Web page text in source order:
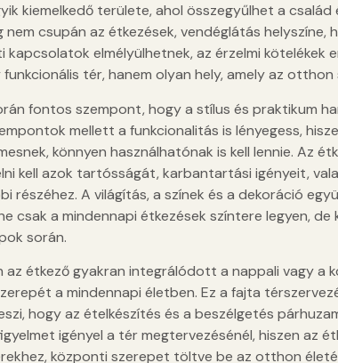
kiemelkedő területe, ahol összegyűlhet a
nem csupán az étkezések, vendéglátás helyszíne,
kapcsolatok elmélyülhetnek, az érzelmi kötelékek
tér, hanem olyan hely, amely az otthon
fontos szempont, hogy a stílus és praktikum
mellett a funkcionalitás is lényegess,
könnyen használhatónak is kell lennie. Az
kell azok tartósságát, karbantartási igényeit,
részéhez. A világítás, a színek és a dekoráció
csak a mindennapi étkezések színtere legyen, de
során.
étkező gyakran integrálódott a nappali vagy a
a mindennapi életben. Ez a fajta
hogy az ételkészítés és a beszélgetés
igényel a tér megtervezésénél, hiszen az
központi szerepet töltve be az otthon